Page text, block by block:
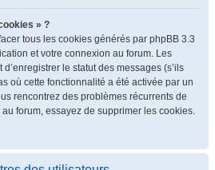
» ?
tous les cookies générés par phpBB 3.3
et votre connexion au forum. Les
le statut des messages (s’ils
où cette fonctionnalité a été activée par un
rencontrez des problèmes récurrents de
forum, essayez de supprimer les cookies.